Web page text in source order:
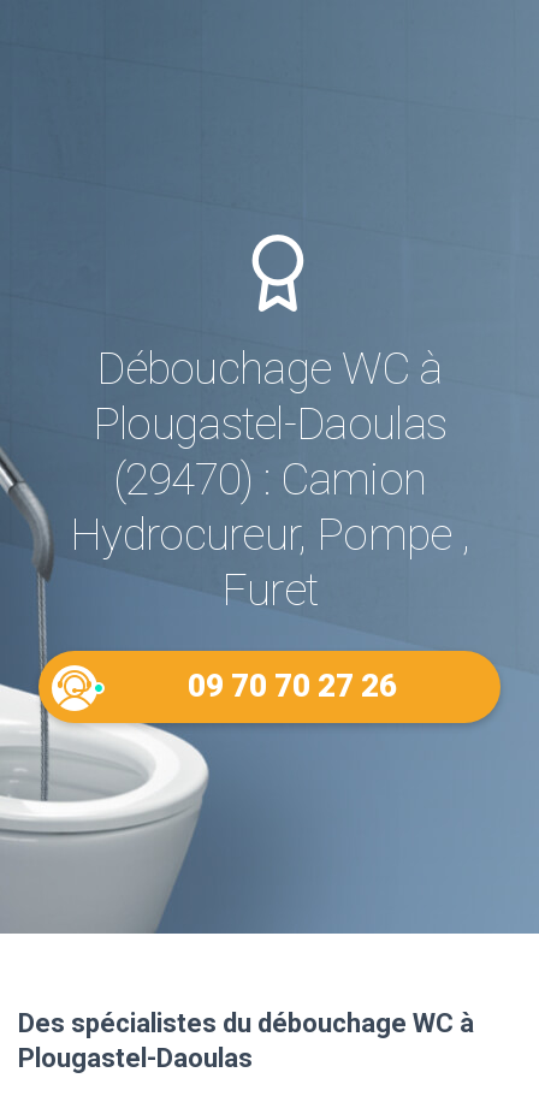
Débouchage WC à
Plougastel-Daoulas
(29470) : Camion
Hydrocureur, Pompe ,
Furet
09 70 70 27 26
Des spécialistes du débouchage WC à
Plougastel-Daoulas